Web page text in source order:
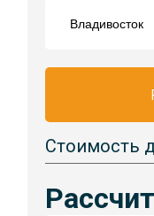
Стоимость